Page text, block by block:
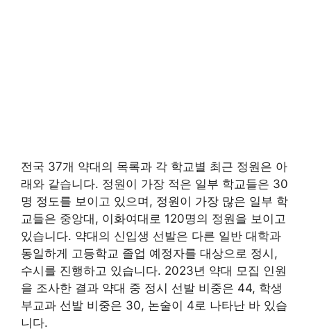
전국 37개 약대의 목록과 각 학교별 최근 정원은 아
래와 같습니다. 정원이 가장 적은 일부 학교들은 30
명 정도를 보이고 있으며, 정원이 가장 많은 일부 학
교들은 중앙대, 이화여대로 120명의 정원을 보이고
있습니다. 약대의 신입생 선발은 다른 일반 대학과
동일하게 고등학교 졸업 예정자를 대상으로 정시,
수시를 진행하고 있습니다. 2023년 약대 모집 인원
을 조사한 결과 약대 중 정시 선발 비중은 44, 학생
부교과 선발 비중은 30, 논술이 4로 나타난 바 있습
니다.